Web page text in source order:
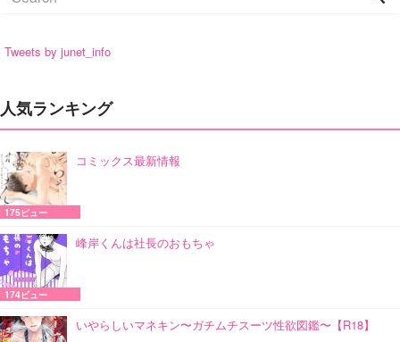
Tweets by junet_info
人気ランキング
コミックス最新情報
175ビュー
峰岸くんは社長のおもちゃ
174ビュー
いやらしいマネキン〜ガチムチスーツ性欲図鑑〜【R18】